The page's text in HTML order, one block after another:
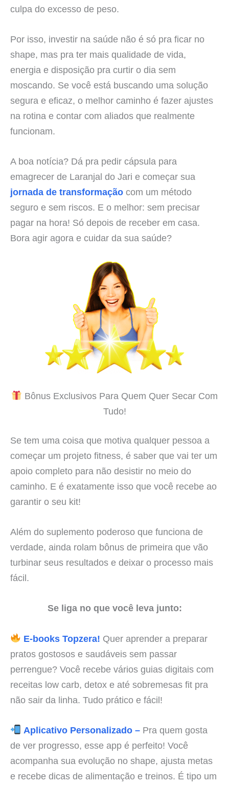
culpa do excesso de peso.
Por isso, investir na saúde não é só pra ficar no
shape, mas pra ter mais qualidade de vida,
energia e disposição pra curtir o dia sem
moscando. Se você está buscando uma solução
segura e eficaz, o melhor caminho é fazer ajustes
na rotina e contar com aliados que realmente
funcionam.
A boa notícia? Dá pra pedir cápsula para
emagrecer de Laranjal do Jari e começar sua
jornada de transformação com um método
seguro e sem riscos. E o melhor: sem precisar
pagar na hora! Só depois de receber em casa.
Bora agir agora e cuidar da sua saúde?
Bônus Exclusivos Para Quem Quer Secar Com
Tudo!
Se tem uma coisa que motiva qualquer pessoa a
começar um projeto fitness, é saber que vai ter um
apoio completo para não desistir no meio do
caminho. E é exatamente isso que você recebe ao
garantir o seu kit!
Além do suplemento poderoso que funciona de
verdade, ainda rolam bônus de primeira que vão
turbinar seus resultados e deixar o processo mais
fácil.
Se liga no que você leva junto:
E-books Topzera! Quer aprender a preparar
pratos gostosos e saudáveis sem passar
perrengue? Você recebe vários guias digitais com
receitas low carb, detox e até sobremesas fit pra
não sair da linha. Tudo prático e fácil!
Aplicativo Personalizado –Pra quem gosta
de ver progresso, esse app é perfeito! Você
acompanha sua evolução no shape, ajusta metas
e recebe dicas de alimentação e treinos. É tipo um